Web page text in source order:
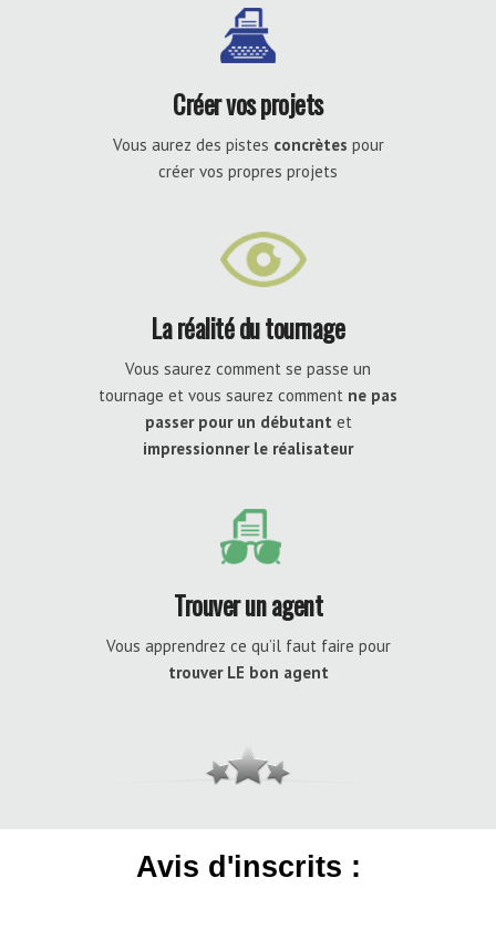
Créer vos projets
Vous aurez des pistes concrètes pour
créer vos propres projets
La réalité du tournage
Vous saurez comment se passe un
tournage et vous saurez comment ne pas
passer pour un débutant et
impressionner le réalisateur
Trouver un agent
Vous apprendrez ce qu’il faut faire pour
trouver LE bon agent
Avis d'inscrits :